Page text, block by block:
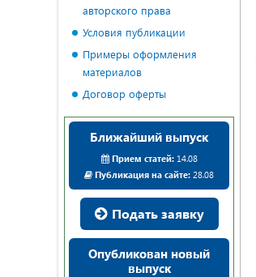
авторского права
Условия публикации
Примеры оформления
материалов
Договор оферты
Ближайший выпуск
Прием статей:14.08
Публикация на сайте: 28.08
Подать заявку
Опубликован новый
выпуск